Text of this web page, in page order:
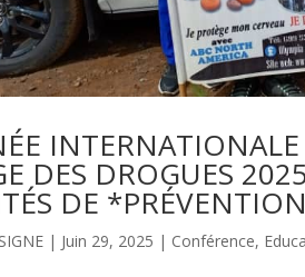
DES DROGUES
DE
| Juin 29, 2025 | Conférence,